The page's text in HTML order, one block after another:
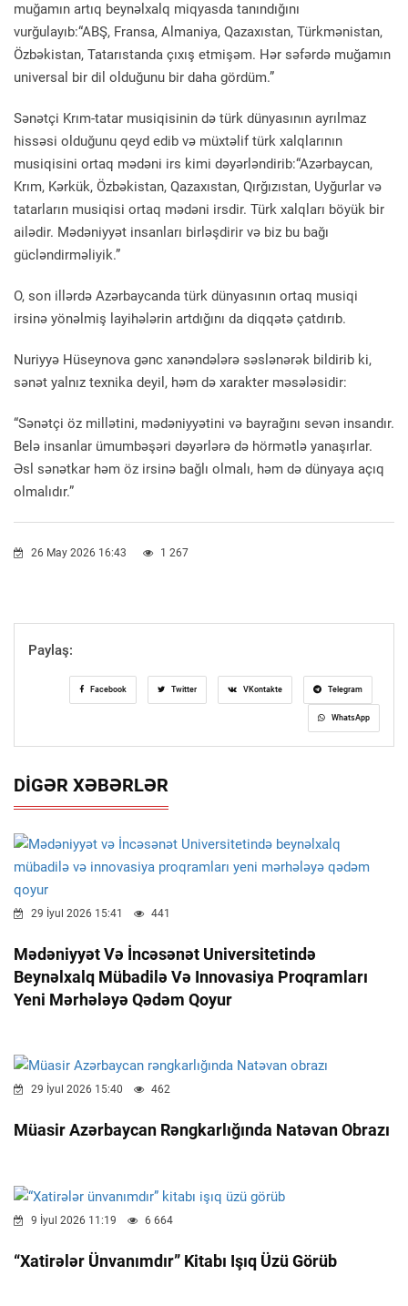
muğamın artıq beynəlxalq miqyasda tanındığını
vurğulayıb:“ABŞ, Fransa, Almaniya, Qazaxıstan, Türkmənistan,
Özbəkistan, Tatarıstanda çıxış etmişəm. Hər səfərdə muğamın
universal bir dil olduğunu bir daha gördüm.”
Sənətçi Krım-tatar musiqisinin də türk dünyasının ayrılmaz
hissəsi olduğunu qeyd edib və müxtəlif türk xalqlarının
musiqisini ortaq mədəni irs kimi dəyərləndirib:“Azərbaycan,
Krım, Kərkük, Özbəkistan, Qazaxıstan, Qırğızıstan, Uyğurlar və
tatarların musiqisi ortaq mədəni irsdir. Türk xalqları böyük bir
ailədir. Mədəniyyət insanları birləşdirir və biz bu bağı
gücləndirməliyik.”
O, son illərdə Azərbaycanda türk dünyasının ortaq musiqi
irsinə yönəlmiş layihələrin artdığını da diqqətə çatdırıb.
Nuriyyə Hüseynova gənc xanəndələrə səslənərək bildirib ki,
sənət yalnız texnika deyil, həm də xarakter məsələsidir:
“Sənətçi öz millətini, mədəniyyətini və bayrağını sevən insandır.
Belə insanlar ümumbəşəri dəyərlərə də hörmətlə yanaşırlar.
Əsl sənətkar həm öz irsinə bağlı olmalı, həm də dünyaya açıq
olmalıdır.”
26 May 2026 16:43 1 267
Paylaş:
Facebook Twitter VKontakte Telegram
WhatsApp
DIGƏR XƏBƏRLƏR
29 İyul 2026 15:41 441
Mədəniyyət Və İncəsənət Universitetində
Beynəlxalq Mübadilə Və Innovasiya Proqramları
Yeni Mərhələyə Qədəm Qoyur
29 İyul 2026 15:40 462
Müasir Azərbaycan Rəngkarlığında Natəvan Obrazı
9 İyul 2026 11:19 6 664
“Xatirələr Ünvanımdır” Kitabı Işıq Üzü Görüb